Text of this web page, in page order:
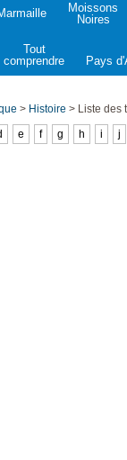
Moissons
Noires
Tout
comprendre
Pays
> Histoire > Liste des
e f g h i j